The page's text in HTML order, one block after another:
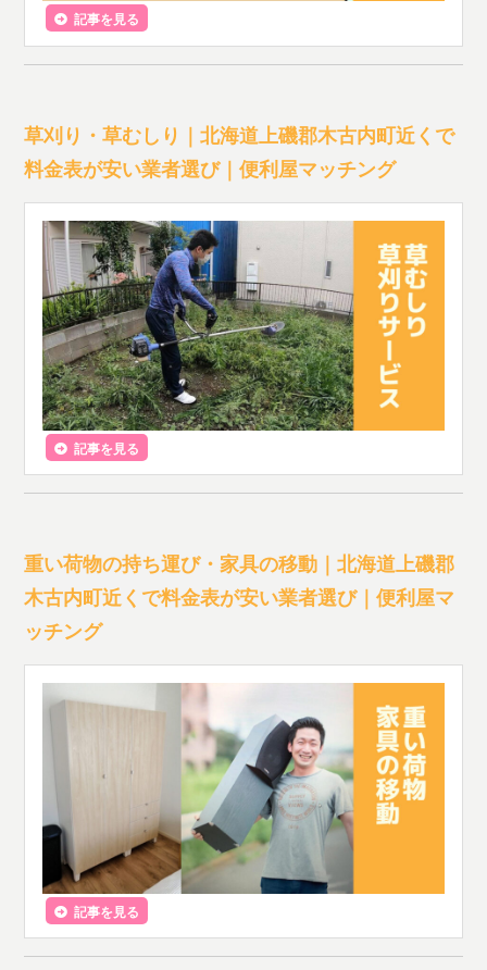
記事を見る
草刈り・草むしり｜北海道上磯郡木古内町近くで
料金表が安い業者選び｜便利屋マッチング
記事を見る
重い荷物の持ち運び・家具の移動｜北海道上磯郡
木古内町近くで料金表が安い業者選び｜便利屋マ
ッチング
記事を見る